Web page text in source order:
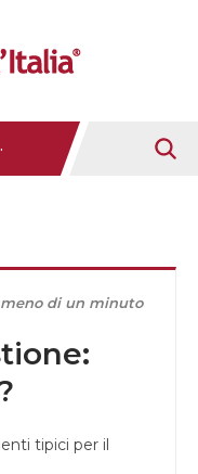
meno di un minuto
tipici per il